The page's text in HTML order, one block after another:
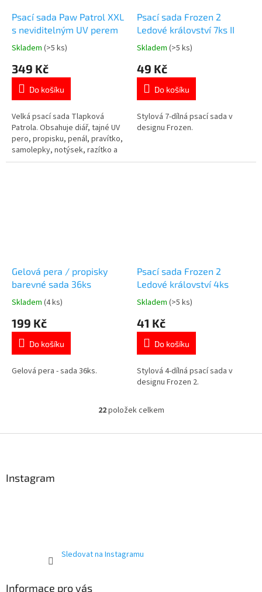
Psací sada Paw Patrol XXL
s neviditelným UV perem
Průměrné
produktu
4,7
5
hvězdiček.
Skladem (>5 ks)
349 Kč
Do košíku
Velká psací sada Tlapková
Patrola. Obsahuje diář, tajné UV
pero, propisku, penál, pravítko,
samolepky, notýsek, razítko a
další doplňky.4 Více produktů s
Psací sada Frozen 2
Ledové království 7ks II
Průměrné
produktu
5,0
5
hvězdiček.
Skladem (>5 ks)
49 Kč
Do košíku
Stylová 7-dílná psací sada v
designu Frozen.
Gelová pera / propisky
barevné sada 36ks
Průměrné
produktu
4,8
5
Skladem (4 ks)
199 Kč
Do košíku
Gelová pera - sada 36ks.
Psací sada Frozen 2
Ledové království 4ks
Průměrné
produktu
5,0
5
hvězdiček.
Skladem (>5 ks)
41 Kč
Do košíku
Stylová 4-dílná psací sada v
designu Frozen 2.
O
l
v
22položek celkem
Instagram
Sledovat na Instagramu
Informace pro vás